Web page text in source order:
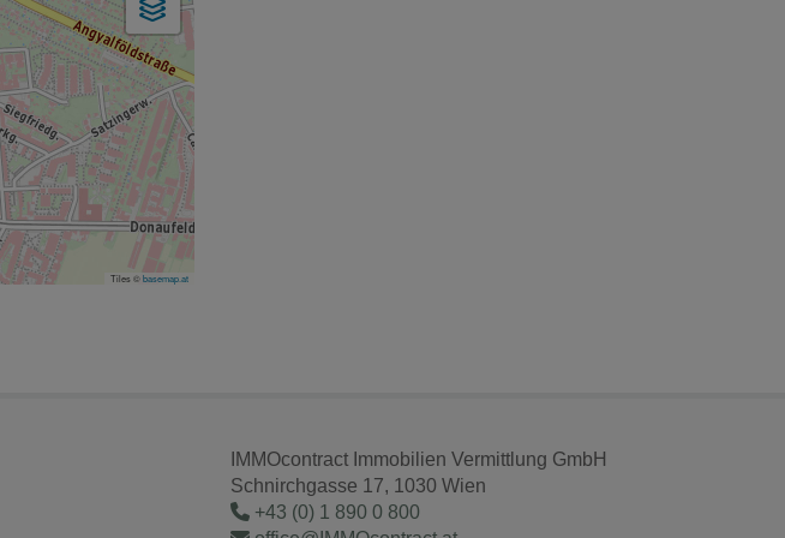
Tiles ©basemap.at
IMMOcontract Immobilien Vermittlung GmbH
Schnirchgasse 17, 1030 Wien
+43 (0) 1 890 0 800